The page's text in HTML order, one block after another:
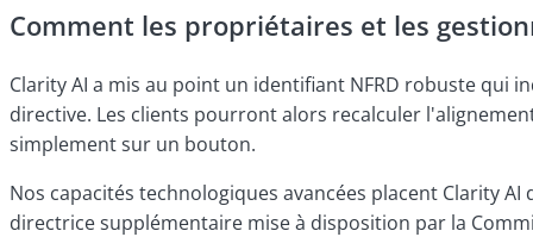
Comment les propriétaires et les
Clarity AI a mis au point un identifiant NFRD robuste qui
directive. Les clients pourront alors recalculer
simplement sur un bouton.
Nos capacités technologiques avancées placent Clarity
directrice supplémentaire mise à disposition par la